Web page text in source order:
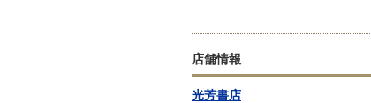
店舗情報
光芳書店